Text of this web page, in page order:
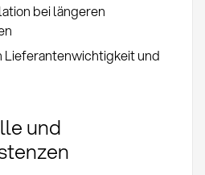
bei längeren
Lieferantenwichtigkeit und
und